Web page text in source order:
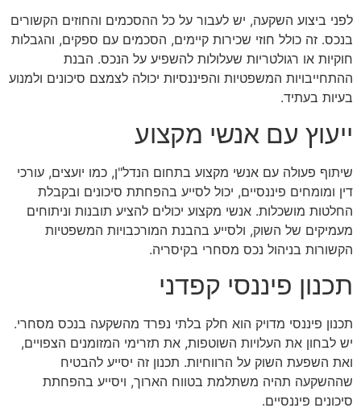
לפני ביצוע השקעה, יש לעבור על כל ההסכמים והחוזים הקשורים
בנכס. זה כולל חוזי שכירות קיימים, הסכמים עם ספקים, והגבלות
חוקיות או רגולטריות שעלולות להשפיע על הנכס. הבנת
ההתחייבויות המשפטיות והפיננסיות יכולה לצמצם סיכונים ולמנוע
בעיות בעתיד.
ייעוץ עם אנשי מקצוע
שיתוף פעולה עם אנשי מקצוע בתחום הנדל"ן, כמו יועצים, עורכי
דין ומומחים פיננסיים, יכול לסייע בהפחתת סיכונים ובקבלת
החלטות מושכלות. אנשי מקצוע יכולים להציע תובנות וניתוחים
מעמיקים של השוק, ולסייע בהבנת המורכבויות המשפטיות
הקשורות בניהול נכס מסחרי בקיסריה.
תכנון פיננסי קפדני
תכנון פיננסי מדויק הוא חלק בלתי נפרד מהשקעה בנכס מסחרי.
יש לבחון את העלויות השוטפות, את תזרימי המזומנים הצפויים,
ואת השפעת השוק על הרווחיות. תכנון זה יסייע להבטיח
שההשקעה תהיה משתלמת בטווח הארוך, ויסייע בהפחתת
סיכונים פיננסיים.